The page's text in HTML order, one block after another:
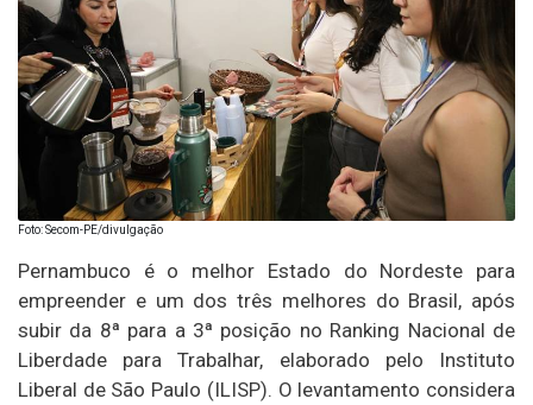
Foto: Secom-PE/divulgação
Pernambuco é o melhor Estado do Nordeste para
empreender e um dos três melhores do Brasil, após
subir da 8ª para a 3ª posição no Ranking Nacional de
Liberdade para Trabalhar, elaborado pelo Instituto
Liberal de São Paulo (ILISP). O levantamento considera